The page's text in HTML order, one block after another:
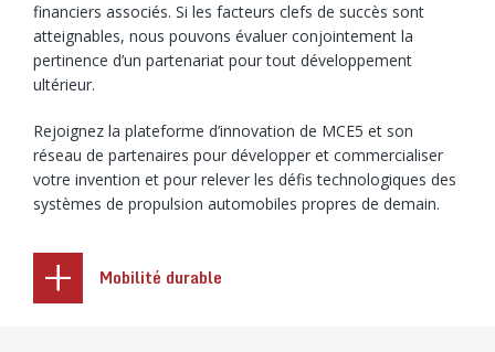
financiers associés. Si les facteurs clefs de succès sont
atteignables, nous pouvons évaluer conjointement la
pertinence d’un partenariat pour tout développement
ultérieur.
Rejoignez la plateforme d’innovation de MCE5 et son
réseau de partenaires pour développer et commercialiser
votre invention et pour relever les défis technologiques des
systèmes de propulsion automobiles propres de demain.
Mobilité durable